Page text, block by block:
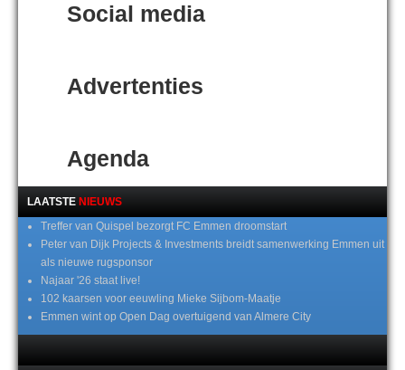
Social media
Advertenties
Agenda
LAATSTE NIEUWS
Treffer van Quispel bezorgt FC Emmen droomstart
Peter van Dijk Projects & Investments breidt samenwerking Emmen uit
als nieuwe rugsponsor
Najaar '26 staat live!
102 kaarsen voor eeuwling Mieke Sijbom-Maatje
Emmen wint op Open Dag overtuigend van Almere City